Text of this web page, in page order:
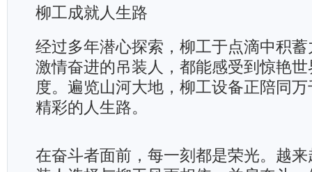
柳工成就人生路
经过多年潜心探索，柳工于点滴中积
激情奋进的吊装人，都能感受到惊艳
度。遍览山河大地，柳工设备正陪同
精彩的人生路。
在奋斗者面前，每一刻都是荣光。越